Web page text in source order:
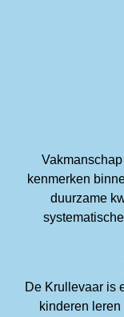
kenmerken
duurzame
De Krullevaar is
kinderen